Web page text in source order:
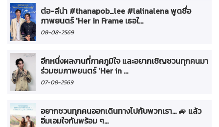
ต่อ-ลีน่า #thanapob_lee #lalinalena พูดชื่อ
ภาพยนตร์ 'Her in Frame เธอใ...
08-08-2569
อีกหนึ่งผลงานที่ภาคภูมิใจ และอยากเชิญชวนทุกคนมา
ร่วมชมภาพยนตร์ 'Her in ...
07-08-2569
อยากชวนทุกคนออกเดินทางไปกับพวกเรา... 🚙 แล้ว
อิ่มเอมใจกันพร้อม ๆ...